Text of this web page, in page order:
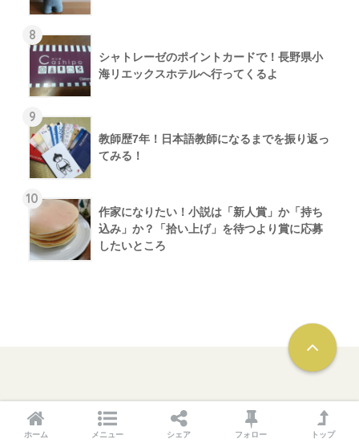
8
シャトレーゼのポイントカードで！長野県小
海リエックスホテルへ行ってくるよ
9
教師歴7年！日本語教師になるまでを振り返っ
てみる！
10
作家になりたい！小説は「新人賞」か「持ち
込み」か？「拾い上げ」を待つより賞に応募
したいところ
ホーム メニュー シェア フォロー トップ